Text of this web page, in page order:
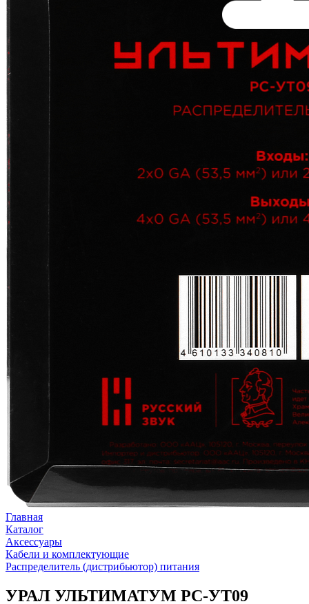
Главная
Каталог
Аксессуары
Кабели и комплектующие
Распределитель (дистрибьютор) питания
УРАЛ УЛЬТИМАТУМ РС-УТ09